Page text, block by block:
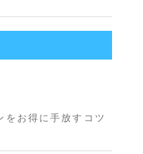
をお得に手放すコツ